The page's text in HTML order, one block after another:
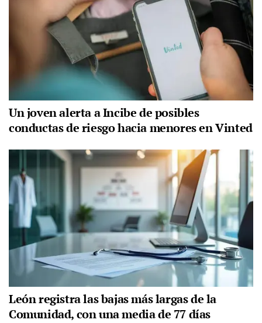
Un joven alerta a Incibe de posibles
conductas de riesgo hacia menores en Vinted
León registra las bajas más largas de la
Comunidad, con una media de 77 días